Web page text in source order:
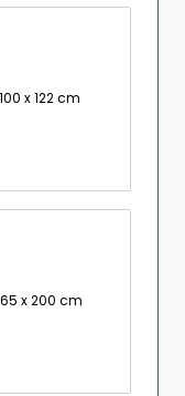
100 x 122 cm
x 200 cm